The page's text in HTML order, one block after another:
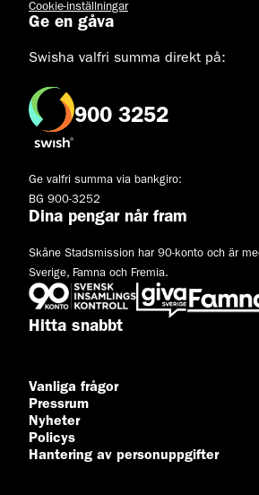
Cookie-inställningar
Ge en gåva
Swisha valfri summa direkt på:
900 3252
Ge valfri summa via bankgiro:
BG 900-3252
Dina pengar når fram
Skåne Stadsmission har 90-konto och är
Sverige, Famna och Fremia.
Hitta snabbt
Vanliga frågor
Pressrum
Nyheter
Policys
Hantering av personuppgifter